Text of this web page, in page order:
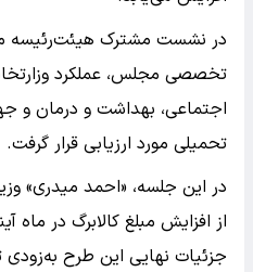
در نشست مشترک هیئت‌رئیسه
تخصصی مجلس، عملکرد
اجتماعی، بهداشت و درمان و
تحمیلی مورد ارزیابی قرار گرفت.
در این جلسه، «احمد میدری»
از افزایش مبلغ کالابرگ در ماه
جزئیات نهایی این طرح